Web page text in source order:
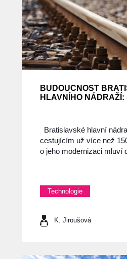
BUDOUCNOST
HLAVNÍHO NÁDRAŽÍ:
Bratislavské hlavní
cestujícím už více než
o jeho modernizaci mluví
Technologie
K. Jiroušová